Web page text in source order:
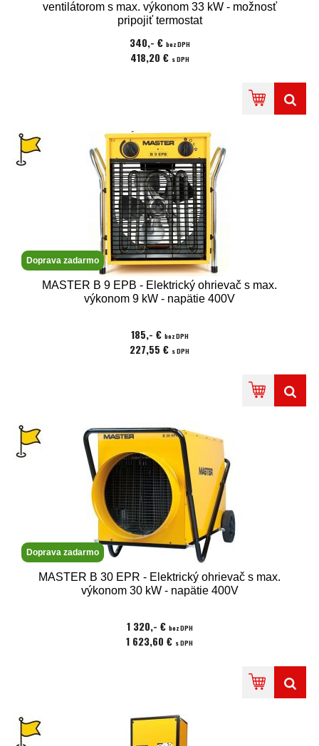
ventilátorom s max. výkonom 33 kW - možnosť
pripojiť termostat
340,- € bez DPH
418,20 € s DPH
Doprava zadarmo
MASTER B 9 EPB - Elektrický ohrievač s max.
výkonom 9 kW - napätie 400V
185,- € bez DPH
227,55 € s DPH
Doprava zadarmo
MASTER B 30 EPR - Elektrický ohrievač s max.
výkonom 30 kW - napätie 400V
1 320,- € bez DPH
1 623,60 € s DPH